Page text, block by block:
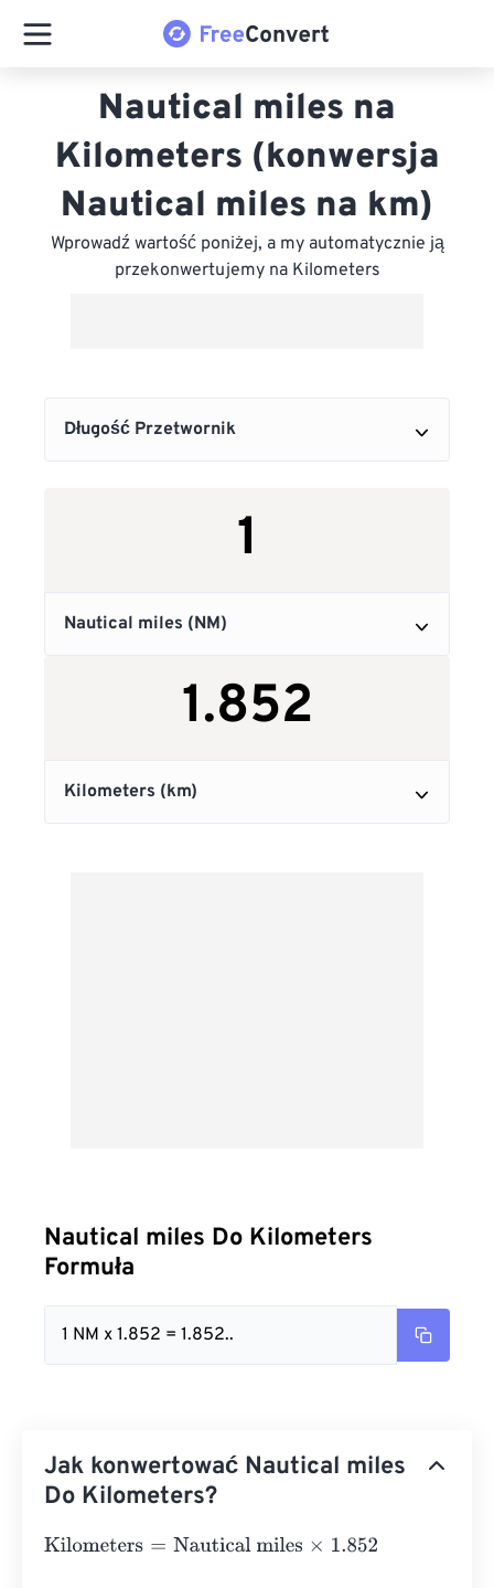
Nautical miles na
Kilometers (konwersja
Nautical miles na km)
Wprowadź wartość poniżej, a my automatycznie ją
przekonwertujemy na Kilometers
Nautical miles Do Kilometers
Formuła
1 NM x 1.852 = 1.852..
Jak konwertować Nautical miles
Do Kilometers?
Kilometers= Nautical miles ×1.852